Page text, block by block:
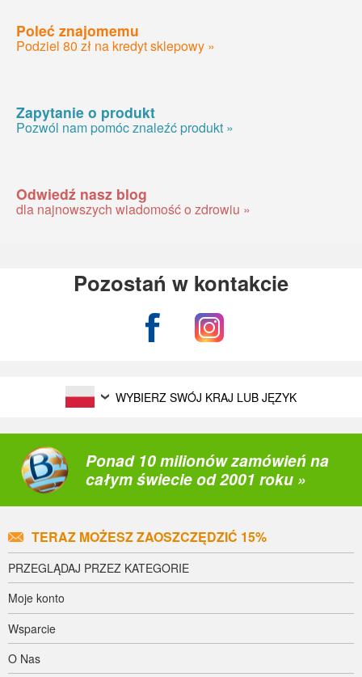
Poleć znajomemu
Podziel 80 zł na kredyt sklepowy »
Zapytanie o produkt
Pozwól nam pomóc znaleźć produkt »
Odwiedź nasz blog
dla najnowszych wiadomość o zdrowiu »
Pozostań w kontakcie
WYBIERZ SWÓJ KRAJ LUB JĘZYK
Ponad 10 milionów zamówień na
całym świecie od 2001 roku »
TERAZ MOŻESZ ZAOSZCZĘDZIĆ 15%
PRZEGLĄDAJ PRZEZ KATEGORIE
Moje konto
Wsparcie
O Nas